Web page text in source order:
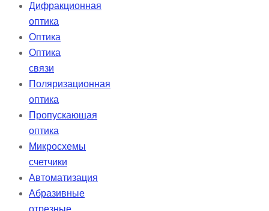
Дифракционная
оптика
Оптика
Оптика
связи
Поляризационная
оптика
Пропускающая
оптика
Микросхемы
счетчики
Автоматизация
Абразивные